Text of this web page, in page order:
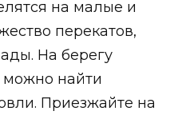
на малые и
перекатов,
На берегу
найти
Приезжайте на